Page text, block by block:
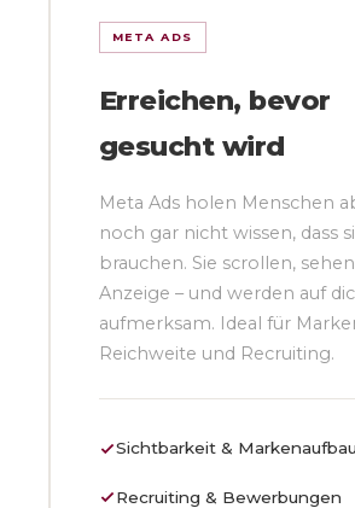
META ADS
Erreichen, bevor
gesucht wird
Meta Ads holen Menschen
noch gar nicht wissen, dass
brauchen. Sie scrollen,
Anzeige – und werden auf
aufmerksam. Ideal für
Reichweite und Recruiting.
Sichtbarkeit & Markenaufbau
Recruiting & Bewerbungen